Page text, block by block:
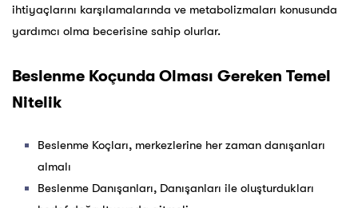
ihtiyaçlarını karşılamalarında ve metabolizmaları konusunda
yardımcı olma becerisine sahip olurlar.
Beslenme Koçunda Olması Gereken Temel
Nitelik
Beslenme Koçları, merkezlerine her zaman danışanları
almalı
Beslenme Danışanları, Danışanları ile oluşturdukları